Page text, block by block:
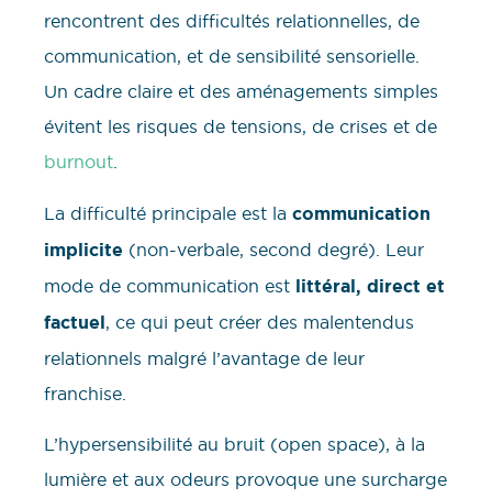
rencontrent des difficultés relationnelles, de
communication, et de sensibilité sensorielle.
Un cadre claire et des aménagements simples
évitent les risques de tensions, de crises et de
burnout.
La difficulté principale est la communication
implicite (non-verbale, second degré). Leur
mode de communication est littéral, direct et
factuel, ce qui peut créer des malentendus
relationnels malgré l’avantage de leur
franchise.
L’hypersensibilité au bruit (open space), à la
lumière et aux odeurs provoque une surcharge